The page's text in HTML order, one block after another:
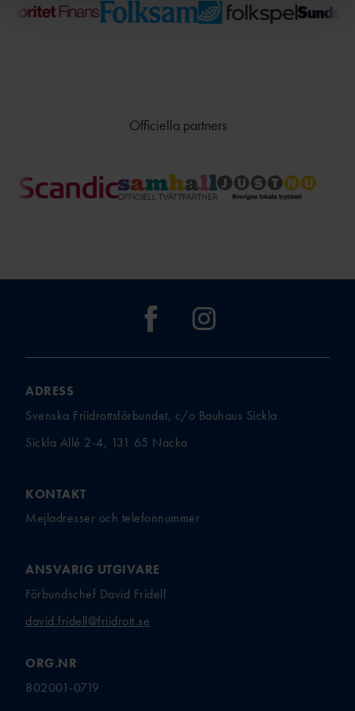
Officiella partners
ADRESS
Svenska Friidrottsförbundet, c/o Bauhaus Sickla
Sickla Allé 2-4, 131 65 Nacka
KONTAKT
Mejladresser och telefonnummer
ANSVARIG UTGIVARE
Förbundschef David Fridell
david.fridell@friidrott.se
ORG.NR
802001-0719